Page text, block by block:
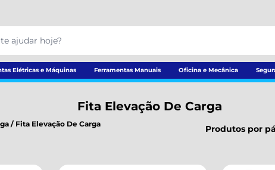
Elétricas e Máquinas Ferramentas Manuais Oficina e Mecânica
Fita Elevação De Carga
/ Fita Elevação De Carga Produtos por